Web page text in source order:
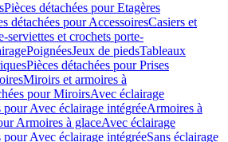
Pièces détachées pour Etagères
détachées pour AccessoiresCasiers et
serviettes et crochets porte-
PoignéesJeux de piedsTableaux
Pièces détachées pour Prises
Miroirs et armoires à
pour MiroirsAvec éclairage
pour Avec éclairage intégréeArmoires à
Armoires à glaceAvec éclairage
pour Avec éclairage intégréeSans éclairage